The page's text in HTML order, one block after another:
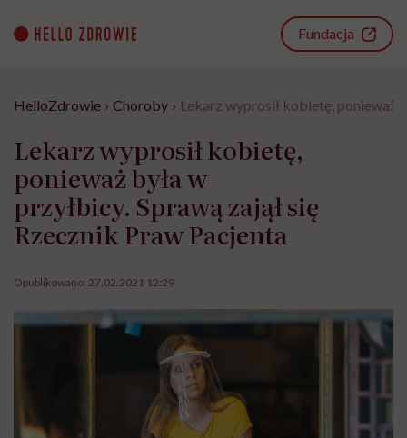
content
Fundacja
HelloZdrowie › Choroby › Lekarz wyprosił kobietę, ponieważ
Lekarz wyprosił kobietę,
ponieważ była w
przyłbicy. Sprawą zajął się
Rzecznik Praw Pacjenta
Opublikowano: 27.02.2021 12:29